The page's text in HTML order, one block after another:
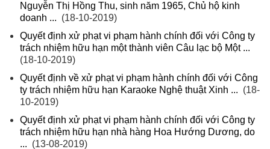
Nguyễn Thị Hồng Thu, sinh năm 1965, Chủ hộ kinh
doanh ... (18-10-2019)
Quyết định xử phạt vi phạm hành chính đối với Công ty
trách nhiệm hữu hạn một thành viên Câu lạc bộ Một ...
(18-10-2019)
Quyết định về xử phạt vi phạm hành chính đối với Công
ty trách nhiệm hữu hạn Karaoke Nghệ thuật Xinh ... (18-
10-2019)
Quyết định xử phạt vi phạm hành chính đối với Công ty
trách nhiệm hữu hạn nhà hàng Hoa Hướng Dương, do
... (13-08-2019)